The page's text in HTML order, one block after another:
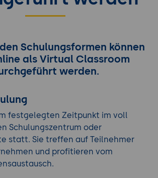
Schulungsformen können
als Virtual Classroom
werden.
festgelegten Zeitpunkt im voll
Schulungszentrum oder
statt. Sie treffen auf Teilnehmer
und profitieren vom